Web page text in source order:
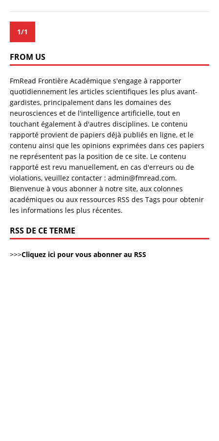
1/1
FROM US
FmRead Frontière Académique s'engage à rapporter
quotidiennement les articles scientifiques les plus avant-
gardistes, principalement dans les domaines des
neurosciences et de l'intelligence artificielle, tout en
touchant également à d'autres disciplines. Le contenu
rapporté provient de papiers déjà publiés en ligne, et le
contenu ainsi que les opinions exprimées dans ces papiers
ne représentent pas la position de ce site. Le contenu
rapporté est revu manuellement, en cas d'erreurs ou de
violations, veuillez contacter : admin@fmread.com.
Bienvenue à vous abonner à notre site, aux colonnes
académiques ou aux ressources RSS des Tags pour obtenir
les informations les plus récentes.
RSS DE CE TERME
>>>Cliquez ici pour vous abonner au RSS